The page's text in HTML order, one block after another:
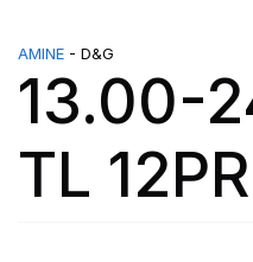
AMINE - D&G
13.00-
TL